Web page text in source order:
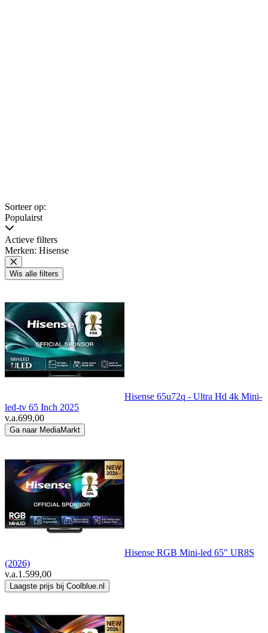
Sorteer op:
Populairst
Actieve filters
Merken: Hisense
Wis alle filters
Hisense 65u72q - Ultra Hd 4k Mini-
led-tv 65 Inch 2025
v.a.699,00
Ga naar MediaMarkt
Hisense RGB Mini-led 65" UR8S
(2026)
v.a.1.599,00
Laagste prijs bij Coolblue.nl